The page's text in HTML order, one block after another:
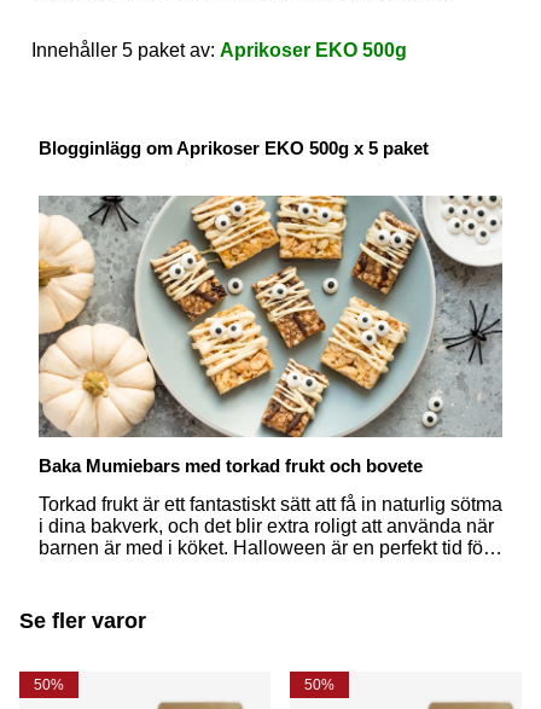
Innehåller 5 paket av: Aprikoser EKO 500g
Blogginlägg om Aprikoser EKO 500g x 5 paket
Baka Mumiebars med torkad frukt och bovete
Torkad frukt är ett fantastiskt sätt att få in naturlig sötma
i dina bakverk, och det blir extra roligt att använda när
barnen är med i köket. Halloween är en perfekt tid för
Mumiebars med torkad frukt och bovete!
Se fler varor
50% 50%